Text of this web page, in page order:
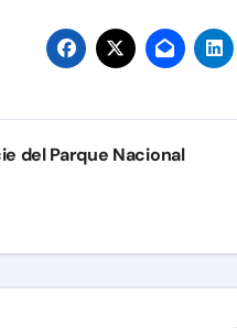
del Parque Nacional